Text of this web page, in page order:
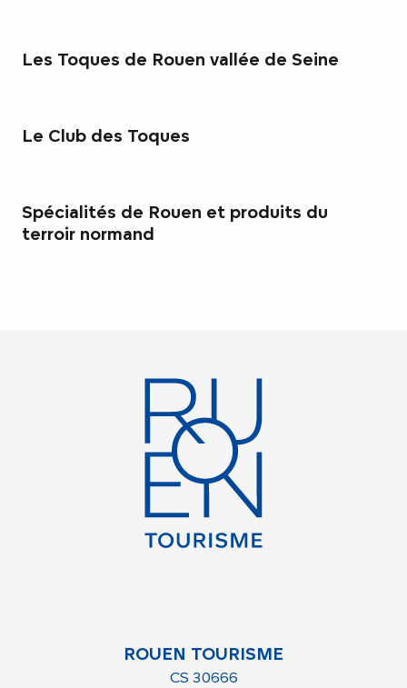
Les Toques de Rouen vallée de Seine
Le Club des Toques
Spécialités de Rouen et produits du
terroir normand
ROUEN TOURISME
CS 30666